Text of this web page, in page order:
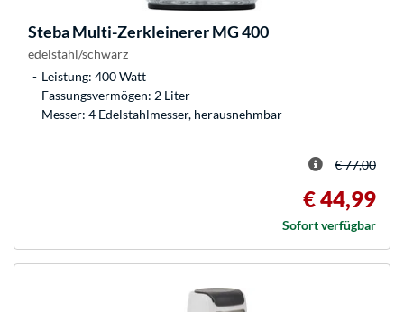
StebaMulti-Zerkleinerer MG 400
edelstahl/schwarz
Leistung: 400 Watt
Fassungsvermögen: 2 Liter
Messer: 4 Edelstahlmesser, herausnehmbar
€ 77,00
€ 44,99
Sofort verfügbar